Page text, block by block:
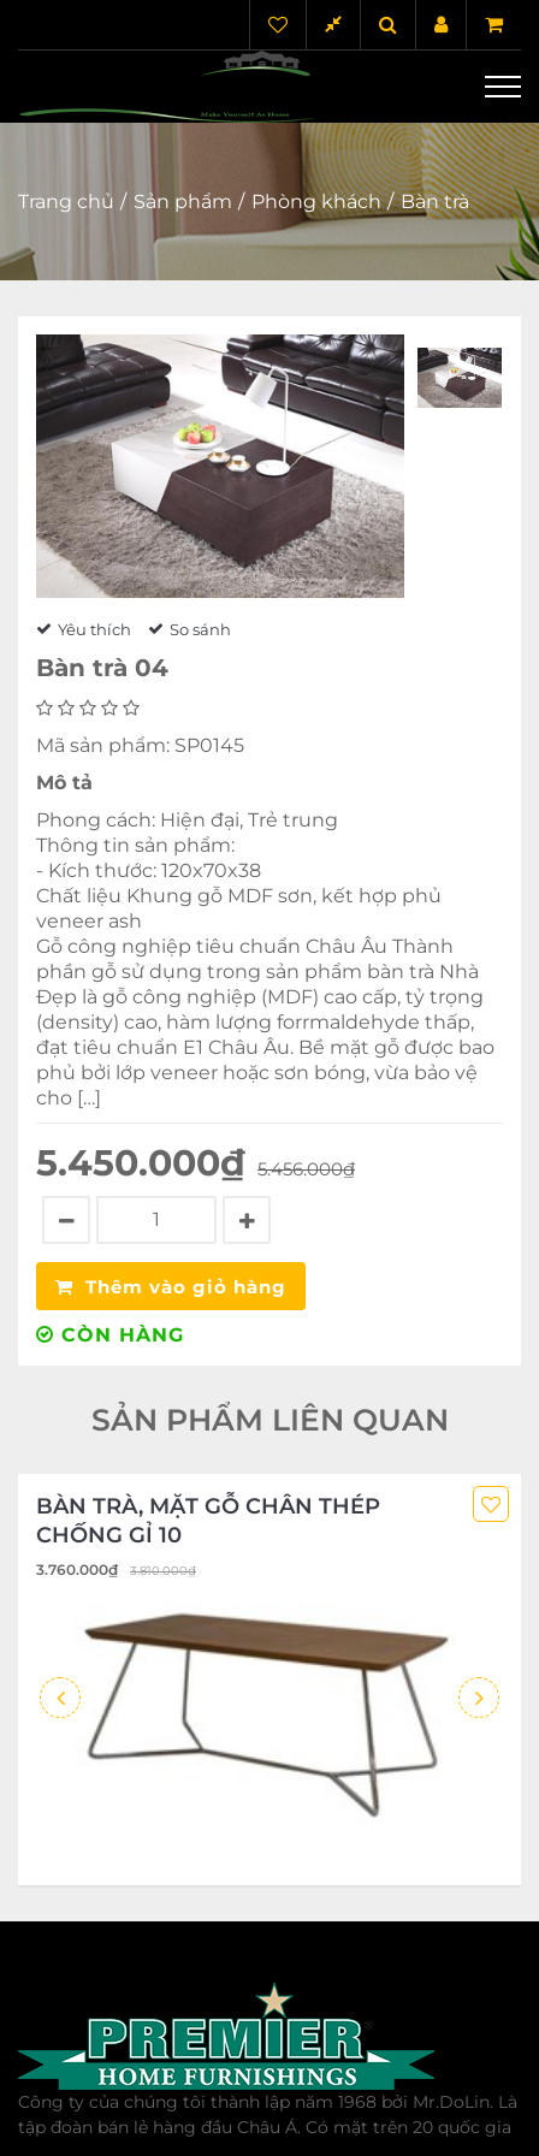
Trang chủ Sản phẩm Phòng khách Bàn trà
Yêu thích So sánh
Bàn trà 04
Mã sản phẩm: SP0145
Mô tả
Phong cách: Hiện đại, Trẻ trung
Thông tin sản phẩm:
- Kích thước: 120x70x38
Chất liệu Khung gỗ MDF sơn, kết hợp phủ
veneer ash
Gỗ công nghiệp tiêu chuẩn Châu Âu Thành
phần gỗ sử dụng trong sản phẩm bàn trà Nhà
Đẹp là gỗ công nghiệp (MDF) cao cấp, tỷ trọng
(density) cao, hàm lượng forrmaldehyde thấp,
đạt tiêu chuẩn E1 Châu Âu. Bề mặt gỗ được bao
phủ bởi lớp veneer hoặc sơn bóng, vừa bảo vệ
cho […]
5.450.000₫ 5.456.000₫
Thêm vào giỏ hàng
CÒN HÀNG
SẢN PHẨM LIÊN QUAN
BÀN TRÀ, MẶT GỖ CHÂN THÉP
CHỐNG GỈ 10
3.760.000₫ 3.810.000₫
Công ty của chúng tôi thành lập năm 1968 bởi Mr.DoLin. Là
tập đoàn bán lẻ hàng đầu Châu Á. Có mặt trên 20 quốc gia